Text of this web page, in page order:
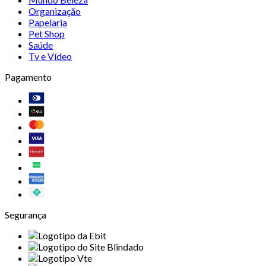
Organização
Papelaria
Pet Shop
Saúde
Tv e Vídeo
Pagamento
Segurança